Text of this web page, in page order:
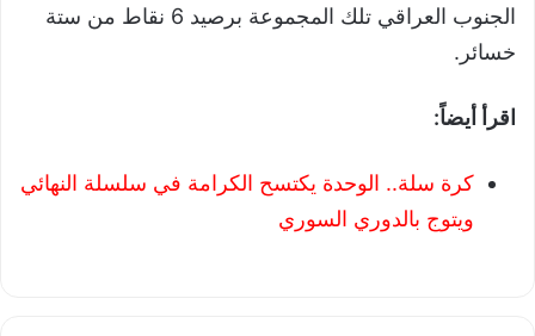
الجنوب العراقي تلك المجموعة برصيد 6 نقاط من ستة
خسائر.
اقرأ أيضاً:
كرة سلة.. الوحدة يكتسح الكرامة في سلسلة النهائي
ويتوج بالدوري السوري